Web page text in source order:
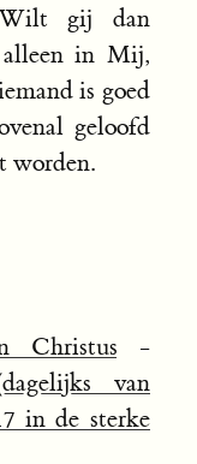
gij dan
in Mij,
is goed
geloofd
worden.
Christus -
van
in de sterke